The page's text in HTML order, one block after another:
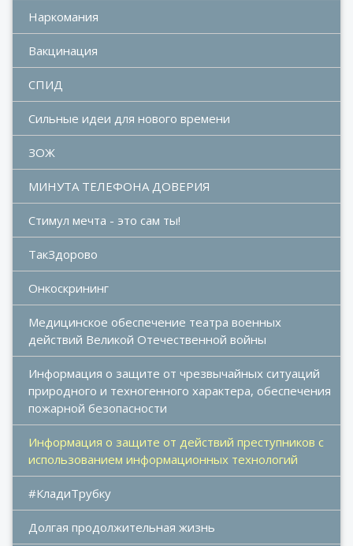
Наркомания
Вакцинация
СПИД
Сильные идеи для нового времени
ЗОЖ
МИНУТА ТЕЛЕФОНА ДОВЕРИЯ
Стимул мечта - это сам ты!
ТакЗдорово
Онкоскрининг
Медицинское обеспечение театра военных
действий Великой Отечественной войны
Информация о защите от чрезвычайных ситуаций
природного и техногенного характера, обеспечения
пожарной безопасности
Информация о защите от действий преступников с
использованием информационных технологий
#КладиТрубку
Долгая продолжительная жизнь